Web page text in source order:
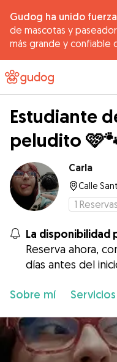
Gudog ha unido
de mascotas y
más grande y confiable
Estudiante
peludito
Carla
Calle
1 Reservas
La disponibilidad
Reserva ahora,
días antes del
Sobre mí